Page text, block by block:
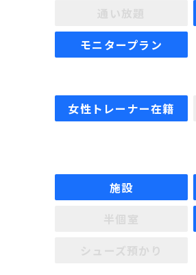
モニタープラン
女性トレーナー在籍
施設